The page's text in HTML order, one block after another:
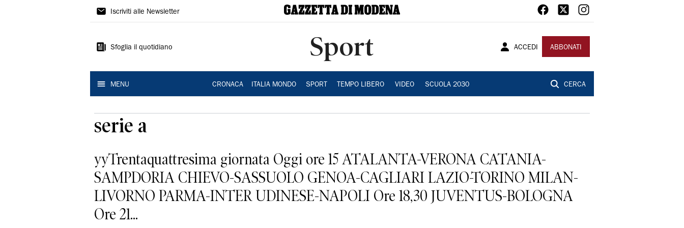
Gazzetta
Modena
Iscriviti alle Newsletter
Sfoglia il quotidiano Sport ACCEDI ABBONATI
MENU CRONACA ITALIA MONDO SPORT TEMPO LIBERO VIDEO SCUOLA 2030 CERCA
serie a
yyTrentaquattresima giornata Oggi ore 15 ATALANTA-VERONA CATANIA-
SAMPDORIA CHIEVO-SASSUOLO GENOA-CAGLIARI LAZIO-TORINO MILAN-
LIVORNO PARMA-INTER UDINESE-NAPOLI Ore 18,30 JUVENTUS-BOLOGNA
Ore 21...